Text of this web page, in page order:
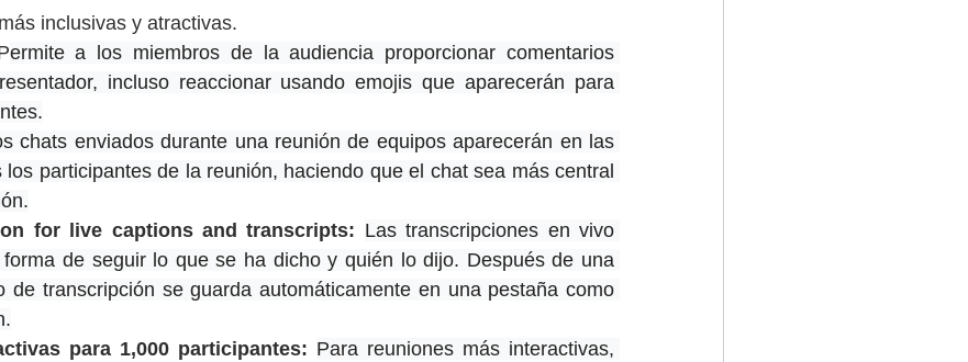
inclusivas y atractivas.
ermite a los miembros de la audiencia proporcionar comentarios
incluso reaccionar usando emojis que aparecerán para
chats enviados durante una reunión de equipos aparecerán en las
los participantes de la reunión, haciendo que el chat sea más central
for live captions and transcripts: Las transcripciones en vivo
forma de seguir lo que se ha dicho y quién lo dijo. Después de una
de transcripción se guarda automáticamente en una pestaña como
para 1,000 participantes: Para reuniones más interactivas,